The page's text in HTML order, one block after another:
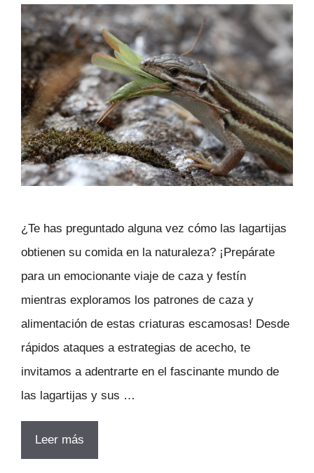
¿Te has preguntado alguna vez cómo las lagartijas
obtienen su comida en la naturaleza? ¡Prepárate
para un emocionante viaje de caza y festín
mientras exploramos los patrones de caza y
alimentación de estas criaturas escamosas! Desde
rápidos ataques a estrategias de acecho, te
invitamos a adentrarte en el fascinante mundo de
las lagartijas y sus …
Leer más